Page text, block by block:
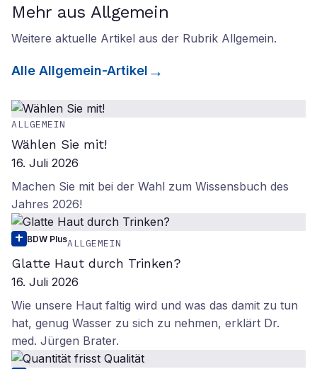
Mehr aus Allgemein
Weitere aktuelle Artikel aus der Rubrik Allgemein.
Alle Allgemein-Artikel
ALLGEMEIN
Wählen Sie mit!
16. Juli 2026
Machen Sie mit bei der Wahl zum Wissensbuch des
Jahres 2026!
BDW PlusALLGEMEIN
Glatte Haut durch Trinken?
16. Juli 2026
Wie unsere Haut faltig wird und was das damit zu tun
hat, genug Wasser zu sich zu nehmen, erklärt Dr.
med. Jürgen Brater.